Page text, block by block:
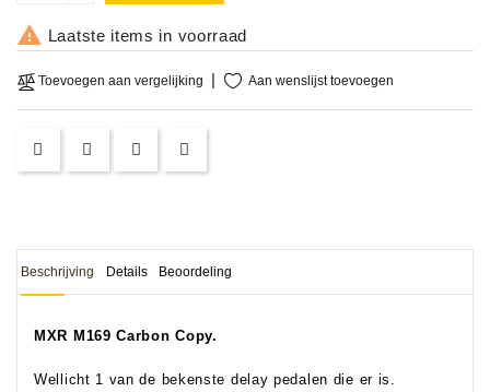
OCCASIONS
DEMONSTRATIES
CLINICS
 Laatste items in voorraad
Toevoegen aan vergelijking Aan wenslijst toevoegen
Beschrijving Details Beoordeling
MXR M169 Carbon Copy.
Wellicht 1 van de bekenste delay pedalen die er is.